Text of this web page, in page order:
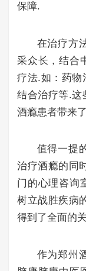
保障.
在治疗方
采众长，结合
疗法.如：药物
结合治疗等.这
酒瘾患者带来
值得一提
治疗酒瘾的同
门的心理咨询
树立战胜疾病
得到了全面的
作为郑州